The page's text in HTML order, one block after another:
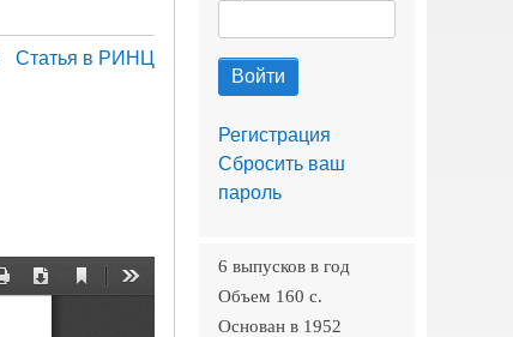
Статья в РИНЦ
Регистрация
Сбросить ваш
пароль
6 выпусков в год
Объем 160 c.
Основан в 1952